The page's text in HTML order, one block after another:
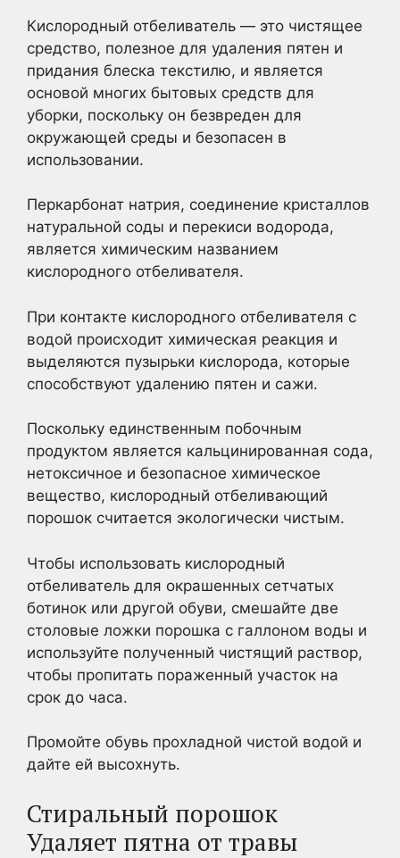
Кислородный отбеливатель — это чистящее
средство, полезное для удаления пятен и
придания блеска текстилю, и является
основой многих бытовых средств для
уборки, поскольку он безвреден для
окружающей среды и безопасен в
использовании.
Перкарбонат натрия, соединение кристаллов
натуральной соды и перекиси водорода,
является химическим названием
кислородного отбеливателя.
При контакте кислородного отбеливателя с
водой происходит химическая реакция и
выделяются пузырьки кислорода, которые
способствуют удалению пятен и сажи.
Поскольку единственным побочным
продуктом является кальцинированная сода,
нетоксичное и безопасное химическое
вещество, кислородный отбеливающий
порошок считается экологически чистым.
Чтобы использовать кислородный
отбеливатель для окрашенных сетчатых
ботинок или другой обуви, смешайте две
столовые ложки порошка с галлоном воды и
используйте полученный чистящий раствор,
чтобы пропитать пораженный участок на
срок до часа.
Промойте обувь прохладной чистой водой и
дайте ей высохнуть.
Стиральный порошок
Удаляет пятна от травы